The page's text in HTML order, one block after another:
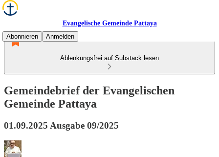
Evangelische Gemeinde Pattaya
Abonnieren
Anmelden
Ablenkungsfrei auf Substack lesen
Gemeindebrief der Evangelischen
Gemeinde Pattaya
01.09.2025 Ausgabe 09/2025